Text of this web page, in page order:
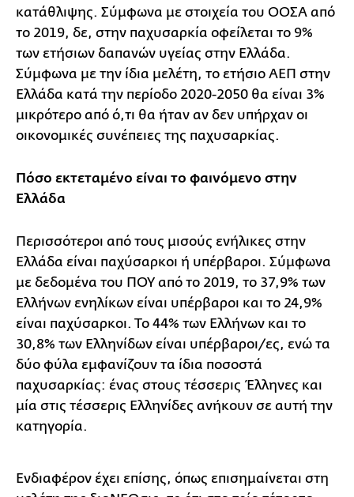
κατάθλιψης. Σύμφωνα με στοιχεία του ΟΟΣΑ από
το 2019, δε, στην παχυσαρκία οφείλεται το 9%
των ετήσιων δαπανών υγείας στην Ελλάδα.
Σύμφωνα με την ίδια μελέτη, το ετήσιο ΑΕΠ στην
Ελλάδα κατά την περίοδο 2020-2050 θα είναι 3%
μικρότερο από ό,τι θα ήταν αν δεν υπήρχαν οι
οικονομικές συνέπειες της παχυσαρκίας.
Πόσο εκτεταμένο είναι το φαινόμενο στην
Ελλάδα
Περισσότεροι από τους μισούς ενήλικες στην
Ελλάδα είναι παχύσαρκοι ή υπέρβαροι. Σύμφωνα
με δεδομένα του ΠΟΥ από το 2019, το 37,9% των
Ελλήνων ενηλίκων είναι υπέρβαροι και το 24,9%
είναι παχύσαρκοι. Το 44% των Ελλήνων και το
30,8% των Ελληνίδων είναι υπέρβαροι/ες, ενώ τα
δύο φύλα εμφανίζουν τα ίδια ποσοστά
παχυσαρκίας: ένας στους τέσσερις Έλληνες και
μία στις τέσσερις Ελληνίδες ανήκουν σε αυτή την
κατηγορία.
Ενδιαφέρον έχει επίσης, όπως επισημαίνεται στη